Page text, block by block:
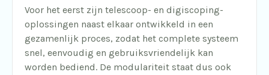
Voor het eerst zijn telescoop- en digiscoping-
oplossingen naast elkaar ontwikkeld in een
gezamenlijk proces, zodat het complete systeem
snel, eenvoudig en gebruiksvriendelijk kan
worden bediend. De modulariteit staat dus ook